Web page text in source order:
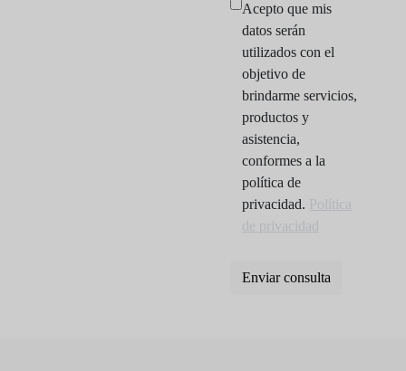
Acepto que mis
datos serán
utilizados con el
objetivo de
brindarme servicios,
productos y
asistencia,
conformes a la
política de
privacidad. Política
de privacidad
Enviar consulta